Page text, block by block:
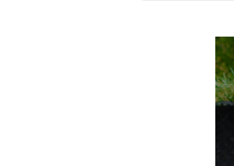
草刈りは
す。一般
のがありま
手作業によ